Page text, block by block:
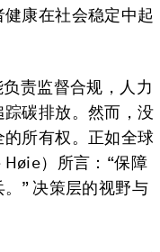
康在社会稳定中起
责监督合规，人力
碳排放。然而，没
所有权。正如全球
）所言：“保障
” 决策层的视野与